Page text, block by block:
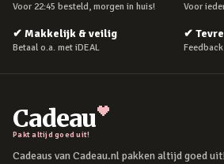
Voor 22:45 besteld, morgen in huis! Voor
✔ Makkelijk & veilig
Betaal o.a. met iDEAL
✔
Cadeau
Pakt altijd goed uit!
Cadeaus van Cadeau.nl pakken altijd goed